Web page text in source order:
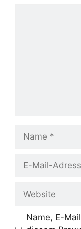
Name
Website
Name, E-